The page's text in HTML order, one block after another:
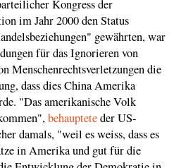
Kongress der
im Jahr 2000 den Status
gewährten, war
für das Ignorieren von
Menschenrechtsverletzungen die
dass dies China Amerika
"Das amerikanische Volk
behaupteteder US-
damals, "weil es weiss, dass es
in Amerika und gut für die